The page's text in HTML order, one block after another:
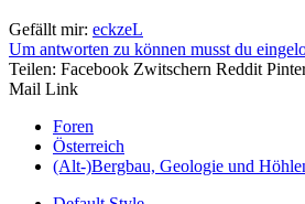
Gefällt mir: eckzeL
Um antworten zu können musst du
Teilen: Facebook Zwitschern Reddit
Mail Link
Foren
Österreich
(Alt-)Bergbau, Geologie und